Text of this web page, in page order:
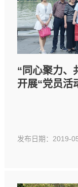
“同心聚力、
开展“党员活
发布日期：2019-